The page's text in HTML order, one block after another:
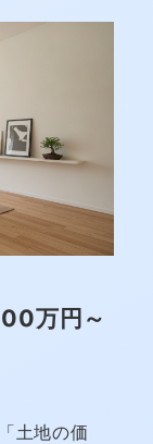
万円～
土地の価